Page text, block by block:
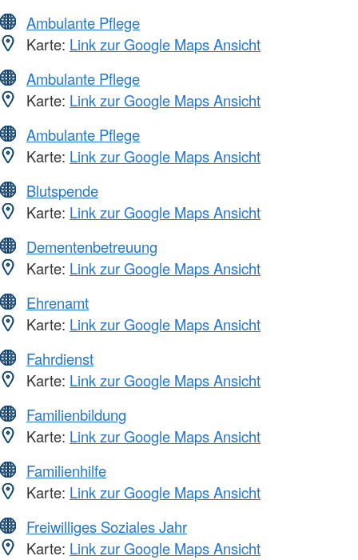
Ambulante Pflege
Karte: Link zur Google Maps Ansicht
Ambulante Pflege
Karte: Link zur Google Maps Ansicht
Ambulante Pflege
Karte: Link zur Google Maps Ansicht
Blutspende
Karte: Link zur Google Maps Ansicht
Dementenbetreuung
Karte: Link zur Google Maps Ansicht
Ehrenamt
Karte: Link zur Google Maps Ansicht
Fahrdienst
Karte: Link zur Google Maps Ansicht
Familienbildung
Karte: Link zur Google Maps Ansicht
Familienhilfe
Karte: Link zur Google Maps Ansicht
Freiwilliges Soziales Jahr
Karte: Link zur Google Maps Ansicht